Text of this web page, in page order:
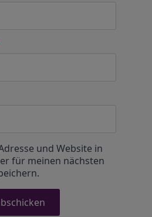
und Website in
für meinen nächsten